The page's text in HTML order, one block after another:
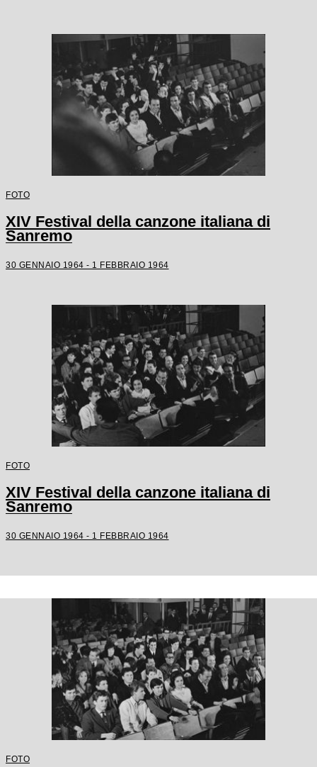
FOTO
XIV Festival della canzone italiana di
Sanremo
30 GENNAIO 1964 - 1 FEBBRAIO 1964
FOTO
XIV Festival della canzone italiana di
Sanremo
30 GENNAIO 1964 - 1 FEBBRAIO 1964
FOTO